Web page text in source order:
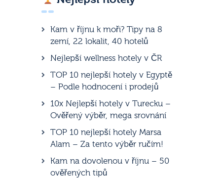
Kam v říjnu k moři? Tipy na 8
zemí, 22 lokalit, 40 hotelů
Nejlepší wellness hotely v ČR
TOP 10 nejlepší hotely v Egyptě
– Podle hodnocení i prodejů
10x Nejlepší hotely v Turecku –
Ověřený výběr, mega srovnání
TOP 10 nejlepší hotely Marsa
Alam – Za tento výběr ručím!
Kam na dovolenou v říjnu – 50
ověřených tipů